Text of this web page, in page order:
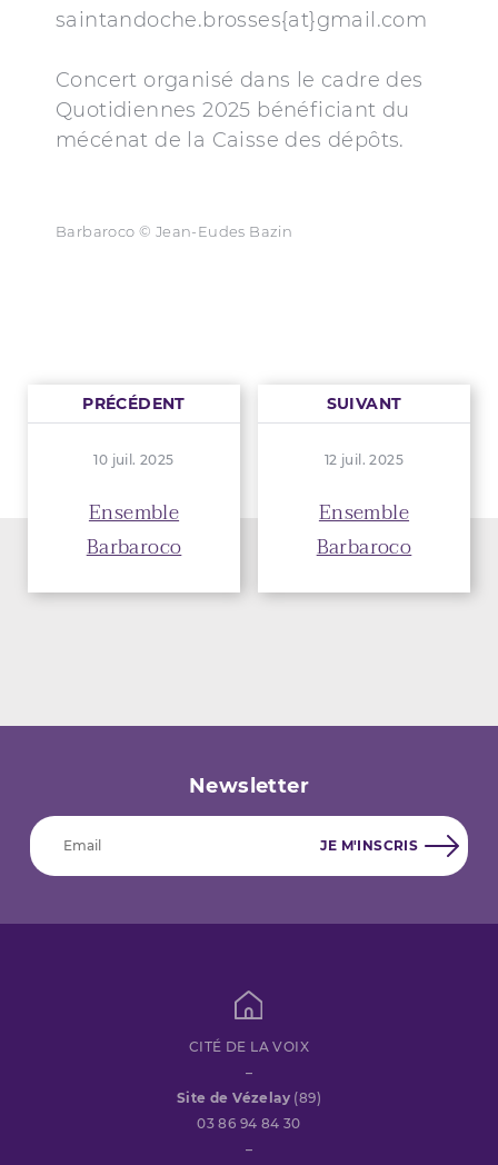
saintandoche.brosses{at}gmail.com
Concert organisé dans le cadre des
Quotidiennes 2025 bénéficiant du
mécénat de la Caisse des dépôts.
Barbaroco © Jean-Eudes Bazin
PRÉCÉDENT
10 juil. 2025
Ensemble
Barbaroco
SUIVANT
12 juil. 2025
Ensemble
Barbaroco
Newsletter
CITÉ DE LA VOIX
–
Site de Vézelay (89)
03 86 94 84 30
–